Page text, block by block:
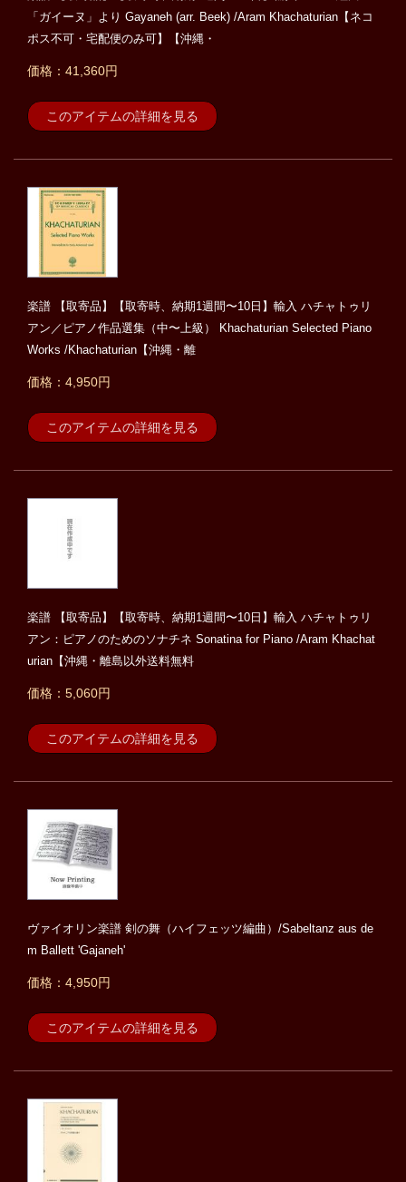
「ガイーヌ」より Gayaneh (arr. Beek) /Aram Khachaturian【ネコ
ポス不可・宅配便のみ可】【沖縄・
価格：41,360円
このアイテムの詳細を見る
楽譜 【取寄品】【取寄時、納期1週間〜10日】輸入 ハチャトゥリ
アン／ピアノ作品選集（中〜上級） Khachaturian Selected Piano
Works /Khachaturian【沖縄・離
価格：4,950円
このアイテムの詳細を見る
楽譜 【取寄品】【取寄時、納期1週間〜10日】輸入 ハチャトゥリ
アン：ピアノのためのソナチネ Sonatina for Piano /Aram Khachat
urian【沖縄・離島以外送料無料
価格：5,060円
このアイテムの詳細を見る
ヴァイオリン楽譜 剣の舞（ハイフェッツ編曲）/Sabeltanz aus de
m Ballett 'Gajaneh'
価格：4,950円
このアイテムの詳細を見る